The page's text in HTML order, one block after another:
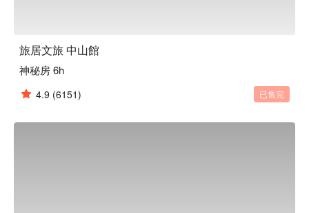
旅居文旅 中山館
神秘房 6h
4.9 (6151) 已售完